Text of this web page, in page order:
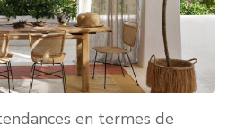
en termes de